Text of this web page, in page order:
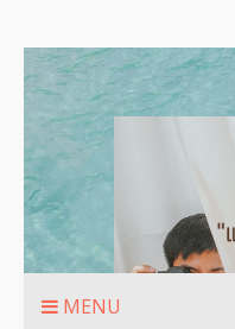
MENU